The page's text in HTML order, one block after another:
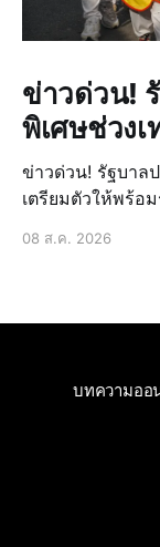
ข่าวด่วน!
พิเศษช่วง
ข่าวด่วน! รัฐบาล
เตรียมตัวให้พร้อมรับโอกาสท
08 ส.ค. 2026
บทความออ